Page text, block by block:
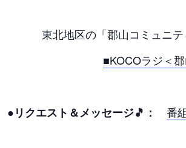
東北地区の「郡山コミュ
■KOCOラジ＜
●リクエスト＆メッセージ🎵： 番